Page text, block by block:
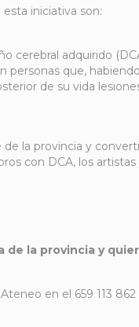
iniciativa son:
cerebral adquirido
personas que,
de su vida
de la provincia y
con DCA, los
de la provincia y
en el 659 113